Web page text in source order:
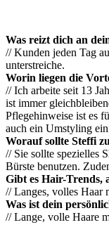
Was reizt dich an
// Kunden jeden Tag
unterstreiche.
Worin liegen die
// Ich arbeite seit 13
ist immer
Pflegehinweise ist es
auch ein Umstyling
Worauf sollte Steffi
// Sie sollte spezielles
Bürste benutzen.
Gibt es Hair-Trends,
// Langes, volles Haar
Was ist dein
// Lange, volle Haare